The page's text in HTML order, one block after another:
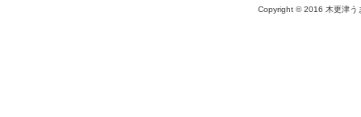
Copyright © 2016 木更津